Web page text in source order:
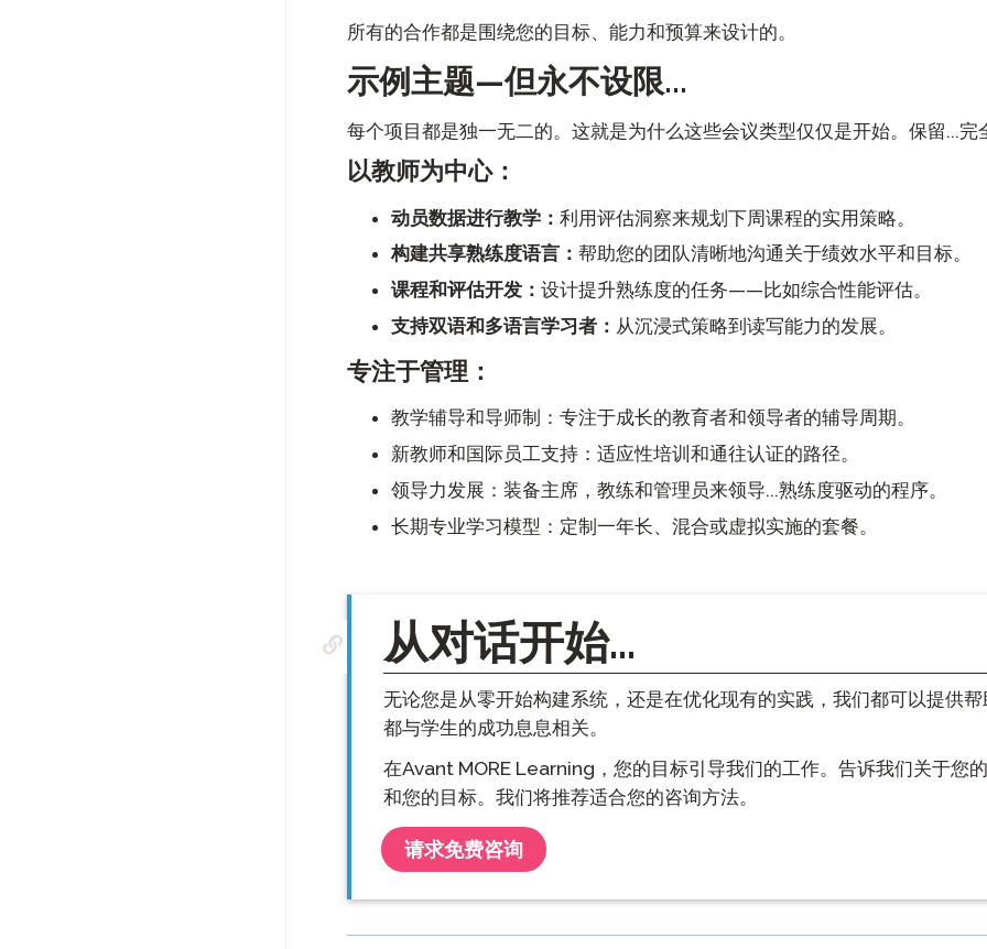
所有的合作都是围绕您的目标、能力和预算来设计的。
示例主题—但永不设限...
每个项目都是独一无二的。这就是为什么这些会议类型仅仅是开始。保留...完
以教师为中心：
动员数据进行教学： 利用评估洞察来规划下周课程的实用策略。
构建共享熟练度语言： 帮助您的团队清晰地沟通关于绩效水平和目标。
课程和评估开发： 设计提升熟练度的任务——比如综合性能评估。
支持双语和多语言学习者： 从沉浸式策略到读写能力的发展。
专注于管理：
教学辅导和导师制：专注于成长的教育者和领导者的辅导周期。
新教师和国际员工支持：适应性培训和通往认证的路径。
领导力发展：装备主席，教练和管理员来领导...熟练度驱动的程序。
长期专业学习模型：定制一年长、混合或虚拟实施的套餐。
从对话开始...
无论您是从零开始构建系统，还是在优化现有的实践，我们都可以提供
都与学生的成功息息相关。
在Avant MORE Learning，您的目标引导我们的工作。告诉我们关于您
和您的目标。我们将推荐适合您的咨询方法。
请求免费咨询